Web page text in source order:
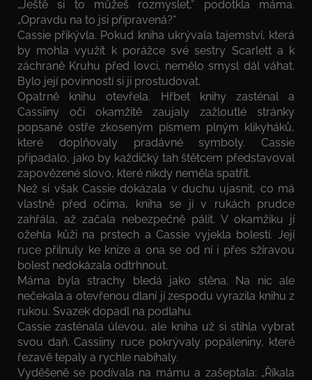
„Ještě si to můžeš rozmyslet,“ podotkla máma.
„Opravdu na to jsi připravená?“
Cassie přikývla. Pokud kniha ukrývala tajemství, která
by mohla využít k porážce své sestry Scarlett a k
záchraně Kruhu před lovci, nemělo smysl dál váhat.
Bylo její povinností si ji prostudovat.
Opatrně knihu otevřela. Hřbet knihy zasténal a
Cassiiny oči okamžitě zaujaly zažloutlé stránky
popsané ostře zkoseným písmem plným klikyháků,
které doplňovaly pradávné symboly. Cassie
připadalo, jako by každičký tah štětcem představoval
zapovězené slovo, které nikdy neměla spatřit.
Než si však Cassie dokázala v duchu ujasnit, co má
vlastně před očima, kniha se jí v rukách prudce
zahřála, až začala nebezpečně pálit. V okamžiku jí
ožehla kůži na prstech a Cassie vyjekla bolestí. Její
ruce přilnuly ke knize a ona se od ní i přes sžíravou
bolest nedokázala odtrhnout.
Máma byla strachy bledá jako stěna. Na nic ale
nečekala a otevřenou dlaní jí zespodu vyrazila knihu z
rukou. Svazek dopadl na podlahu.
Cassie zasténala úlevou, ale kniha už si stihla vybrat
svou daň. Cassiiny ruce pokrývaly popáleniny, které
řezavě tepaly a rychle nabíhaly.
Vyděšeně se podívala na mámu a zašeptala: „Říkala